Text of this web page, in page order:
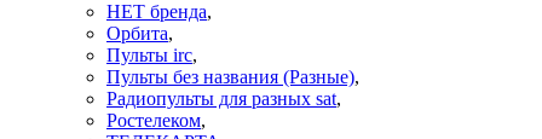
НЕТ бренда,
Орбита,
Пульты irc,
Пульты без названия (Разные),
Радиопульты для разных sat,
Ростелеком,